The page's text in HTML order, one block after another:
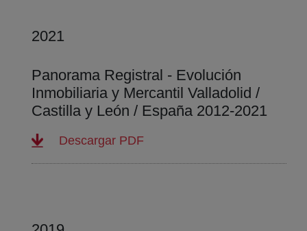
2021
Panorama Registral - Evolución
Inmobiliaria y Mercantil Valladolid /
Castilla y León / España 2012-2021
Descargar PDF(abre en nueva ventana)